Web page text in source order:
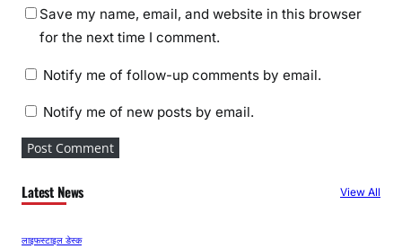
Save my name, email, and website in this browser
for the next time I comment.
Notify me of follow-up comments by email.
Notify me of new posts by email.
Latest News View All
लाइफस्टाइल डेस्क